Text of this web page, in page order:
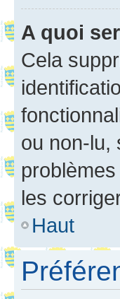
A quoi
Cela
ou non-lu,
les
Haut